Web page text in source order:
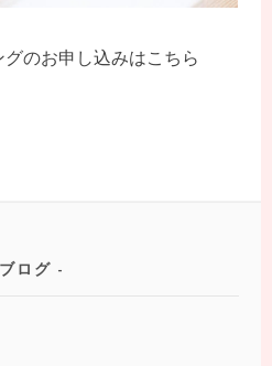
のお申し込みはこちら
ブログ